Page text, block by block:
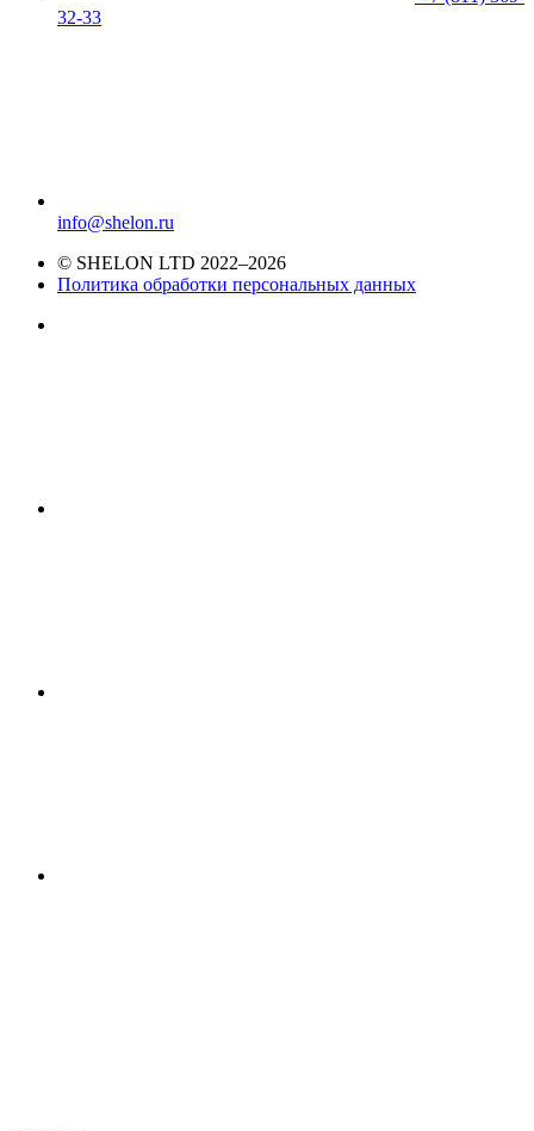
32-33
info@shelon.ru
© SHELON LTD 2022–2026
Политика обработки персональных данных